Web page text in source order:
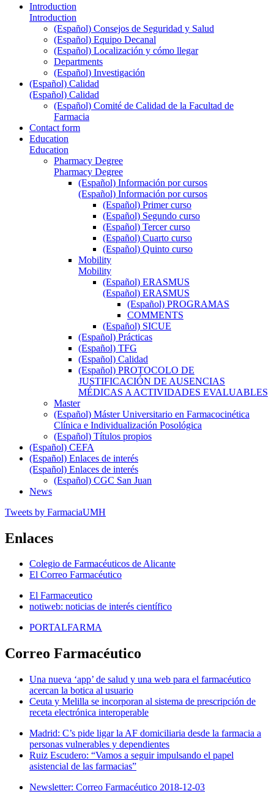
Introduction
Introduction
(Español) Consejos de Seguridad y Salud
(Español) Equipo Decanal
(Español) Localización y cómo llegar
Departments
(Español) Investigación
(Español) Calidad
(Español) Calidad
(Español) Comité de Calidad de la Facultad de
Farmacia
Contact form
Education
Education
Pharmacy Degree
Pharmacy Degree
(Español) Información por cursos
(Español) Información por cursos
(Español) Primer curso
(Español) Segundo curso
(Español) Tercer curso
(Español) Cuarto curso
(Español) Quinto curso
Mobility
Mobility
(Español) ERASMUS
(Español) ERASMUS
(Español) PROGRAMAS
COMMENTS
(Español) SICUE
(Español) Prácticas
(Español) TFG
(Español) Calidad
(Español) PROTOCOLO DE
JUSTIFICACIÓN DE AUSENCIAS
MÉDICAS A ACTIVIDADES EVALUABLES
Master
(Español) Máster Universitario en Farmacocinética
Clínica e Individualización Posológica
(Español) Títulos propios
(Español) CEFA
(Español) Enlaces de interés
(Español) Enlaces de interés
(Español) CGC San Juan
News
Tweets by FarmaciaUMH
Enlaces
Colegio de Farmacéuticos de Alicante
El Correo Farmacéutico
El Farmaceutico
notiweb: noticias de interés científico
PORTALFARMA
Correo Farmacéutico
Una nueva ‘app’ de salud y una web para el farmacéutico
acercan la botica al usuario
Ceuta y Melilla se incorporan al sistema de prescripción de
receta electrónica interoperable
Madrid: C’s pide ligar la AF domiciliaria desde la farmacia a
personas vulnerables y dependientes
Ruiz Escudero: “Vamos a seguir impulsando el papel
asistencial de las farmacias”
Newsletter: Correo Farmacéutico 2018-12-03